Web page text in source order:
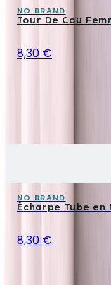
NO BRAND
Tour De Cou
8,30 €
NO BRAND
Écharpe Tube
8,30 €